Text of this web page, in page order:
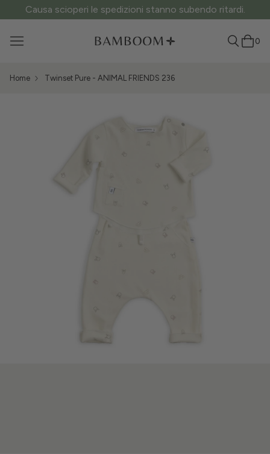
ATTENZIONE ai siti fake: questo è l’unico sito ufficiale.
0
Home Twinset Pure - ANIMAL FRIENDS 236